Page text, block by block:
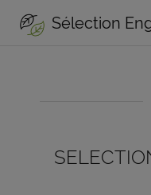
Sélection